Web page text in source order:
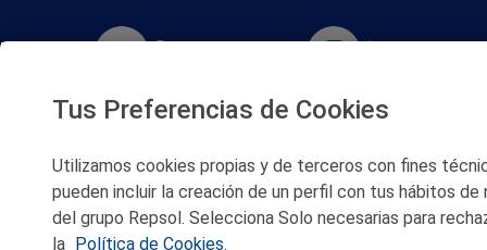
Twitter
Facebook
Youtube
Flickr
Instagram
Slideshare
Soundcloud
Tus Preferencias de Cookies
Utilizamos cookies propias y de terceros con fines
pueden incluir la creación de un perfil con tus hábitos
del grupo Repsol. Selecciona Solo necesarias para
la Política de Cookies.